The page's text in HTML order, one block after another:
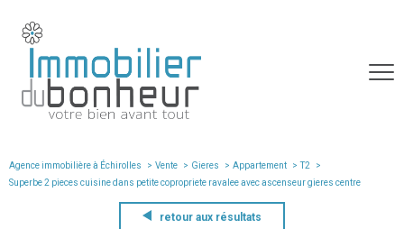
Agence immobilière à Échirolles Vente Gieres Appartement
T2
superbe 2 pieces cuisine dans petite copropriete ravalee avec ascenseur gieres centre
retour aux résultats